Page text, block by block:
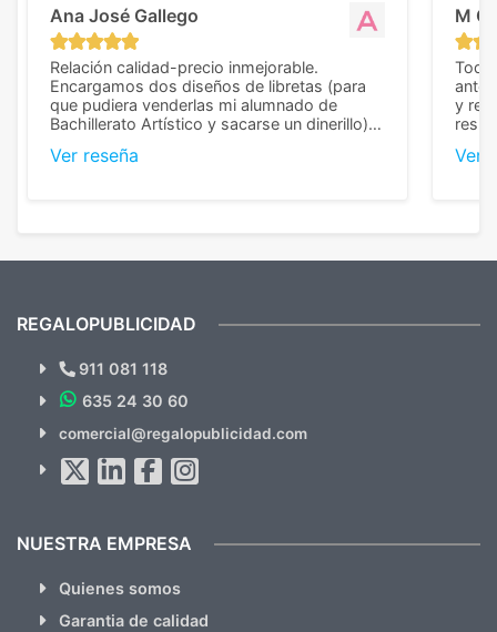
Ana José Gallego
Relación calidad-precio inmejorable.
Encargamos dos diseños de libretas (para
que pudiera venderlas mi alumnado de
Bachillerato Artístico y sacarse un dinerillo) y
diferencia, con libretas de muy buena calidad
Ver reseña
M C
Todo
y
Ver
¿Quieres ver nuestras últimas
Novedades y Ofertas?
hacemos Spam)
REGALOPUBLICIDAD
911 081 118
635 24 30 60
comercial@regalopublicidad.com
NUESTRA EMPRESA
Quienes somos
Garantia de calidad